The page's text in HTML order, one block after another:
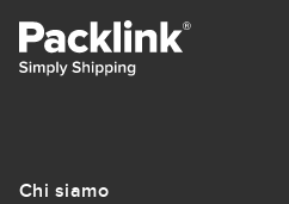
Chi siamo